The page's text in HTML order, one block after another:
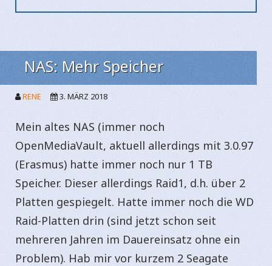
NAS: Mehr Speicher
RENE 3. MÄRZ 2018
Mein altes NAS (immer noch
OpenMediaVault, aktuell allerdings mit 3.0.97
(Erasmus) hatte immer noch nur 1 TB
Speicher. Dieser allerdings Raid1, d.h. über 2
Platten gespiegelt. Hatte immer noch die WD
Raid-Platten drin (sind jetzt schon seit
mehreren Jahren im Dauereinsatz ohne ein
Problem). Hab mir vor kurzem 2 Seagate